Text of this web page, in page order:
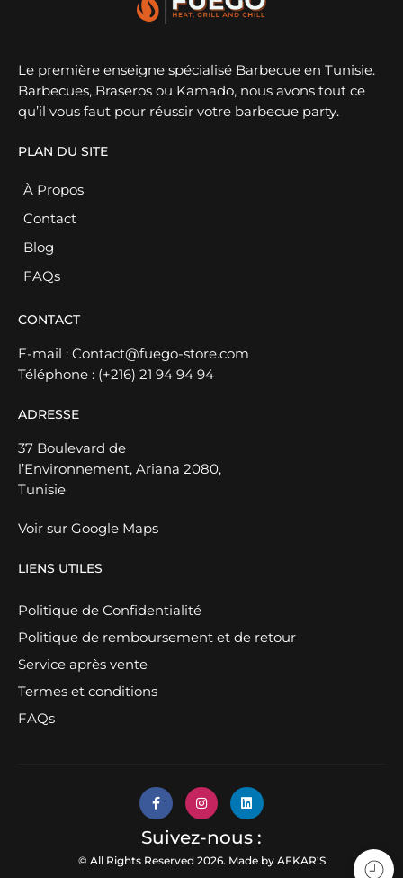
Le première enseigne spécialisé Barbecue en Tunisie.
Barbecues, Braseros ou Kamado, nous avons tout ce
qu’il vous faut pour réussir votre barbecue party.
PLAN DU SITE
À Propos
Contact
Blog
FAQs
CONTACT
E-mail : Contact@fuego-store.com
Téléphone : (+216) 21 94 94 94
ADRESSE
37 Boulevard de
l’Environnement, Ariana 2080,
Tunisie
Voir sur Google Maps
LIENS UTILES
Politique de Confidentialité
Politique de remboursement et de retour
Service après vente
Termes et conditions
FAQs
© All Rights Reserved 2026. Made by AFKAR'S
Suivez-nous :